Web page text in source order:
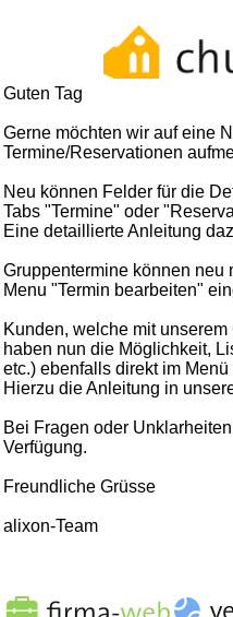
Guten Tag
Gerne möchten wir auf eine
Termine/Reservationen
Neu können Felder für die
Tabs "Termine" oder
Eine detaillierte Anleitung
Gruppentermine können neu
Menu "Termin bearbeiten"
Kunden, welche mit
haben nun die Möglichkeit,
etc.) ebenfalls direkt im
Hierzu die Anleitung in
Bei Fragen oder
Verfügung.
Freundliche Grüsse
alixon-Team